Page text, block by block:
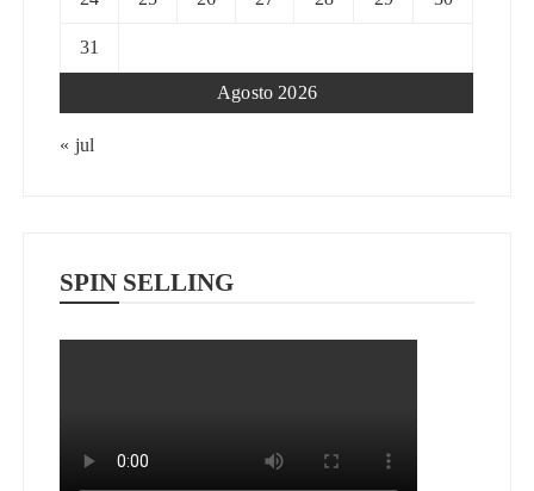
Agosto 2026
31
« jul
SPIN SELLING